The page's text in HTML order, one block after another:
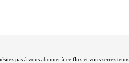
pas à vous abonner à ce flux et vous serrez